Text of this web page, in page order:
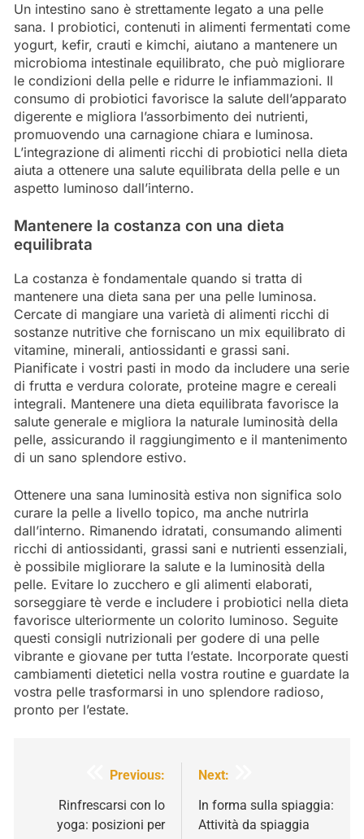
Un intestino sano è strettamente legato a una pelle
sana. I probiotici, contenuti in alimenti fermentati come
yogurt, kefir, crauti e kimchi, aiutano a mantenere un
microbioma intestinale equilibrato, che può migliorare
le condizioni della pelle e ridurre le infiammazioni. Il
consumo di probiotici favorisce la salute dell’apparato
digerente e migliora l’assorbimento dei nutrienti,
promuovendo una carnagione chiara e luminosa.
L’integrazione di alimenti ricchi di probiotici nella dieta
aiuta a ottenere una salute equilibrata della pelle e un
aspetto luminoso dall’interno.
Mantenere la costanza con una dieta
equilibrata
La costanza è fondamentale quando si tratta di
mantenere una dieta sana per una pelle luminosa.
Cercate di mangiare una varietà di alimenti ricchi di
sostanze nutritive che forniscano un mix equilibrato di
vitamine, minerali, antiossidanti e grassi sani.
Pianificate i vostri pasti in modo da includere una serie
di frutta e verdura colorate, proteine magre e cereali
integrali. Mantenere una dieta equilibrata favorisce la
salute generale e migliora la naturale luminosità della
pelle, assicurando il raggiungimento e il mantenimento
di un sano splendore estivo.
Ottenere una sana luminosità estiva non significa solo
curare la pelle a livello topico, ma anche nutrirla
dall’interno. Rimanendo idratati, consumando alimenti
ricchi di antiossidanti, grassi sani e nutrienti essenziali,
è possibile migliorare la salute e la luminosità della
pelle. Evitare lo zucchero e gli alimenti elaborati,
sorseggiare tè verde e includere i probiotici nella dieta
favorisce ulteriormente un colorito luminoso. Seguite
questi consigli nutrizionali per godere di una pelle
vibrante e giovane per tutta l’estate. Incorporate questi
cambiamenti dietetici nella vostra routine e guardate la
vostra pelle trasformarsi in uno splendore radioso,
pronto per l’estate.
Navigazione
articoli
Previous:
Rinfrescarsi con lo
yoga: posizioni per
Next:
In forma sulla spiaggia:
Attività da spiaggia